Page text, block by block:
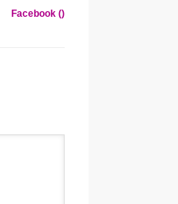
Facebook ()